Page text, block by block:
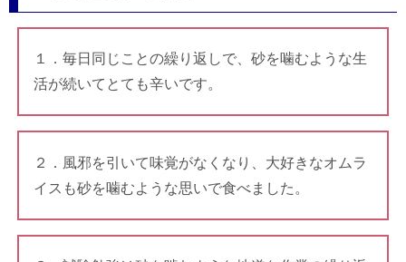
１．毎日同じことの繰り返しで、砂を噛むような生
活が続いてとても辛いです。
２．風邪を引いて味覚がなくなり、大好きなオムラ
イスも砂を噛むような思いで食べました。